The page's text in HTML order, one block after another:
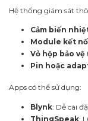
Hệ thống giám sát
Cảm biến
Module kết
Vỏ hộp bảo vệ
Pin hoặc
Apps có thể sử dụng:
Blynk: Dễ cài
ThingSpeak: